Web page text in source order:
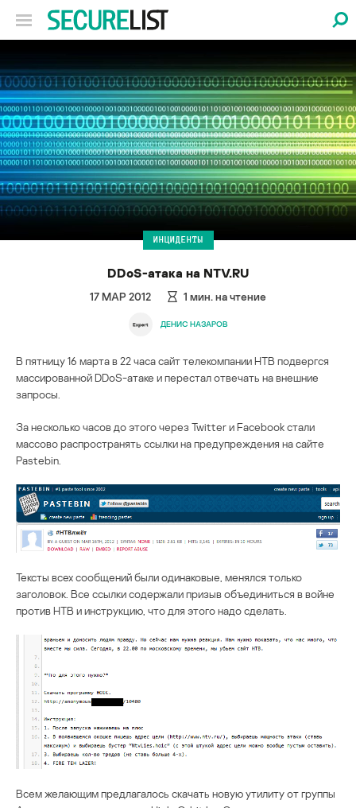
ИНЦИДЕНТЫ
DDoS-атака на NTV.RU
17 МАР 2012 1 мин. на чтение
ДЕНИС НАЗАРОВ
В пятницу 16 марта в 22 часа сайт телекомпании НТВ подвергся
массированной DDoS-атаке и перестал отвечать на внешние
запросы.
За несколько часов до этого через Twitter и Facebook стали
массово распространять ссылки на предупреждения на сайте
Pastebin.
Тексты всех сообщений были одинаковые, менялся только
заголовок. Все ссылки содержали призыв объединиться в войне
против НТВ и инструкцию, что для этого надо сделать.
Всем желающим предлагалось скачать новую утилиту от группы